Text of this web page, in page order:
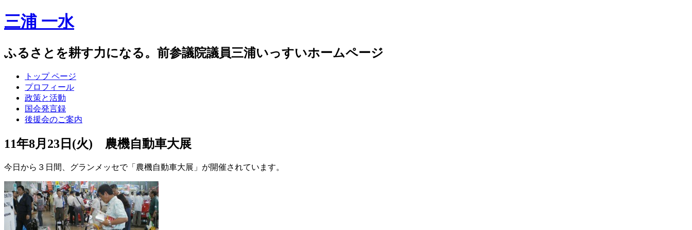
三浦 一水
ふるさとを耕す力になる。前参議院議員三浦いっすいホームページ
トップ ページ
プロフィール
政策と活動
国会発言録
後援会のご案内
11年8月23日(火) 農機自動車大展
今日から３日間、グランメッセで「農機自動車大展」が開催されています。